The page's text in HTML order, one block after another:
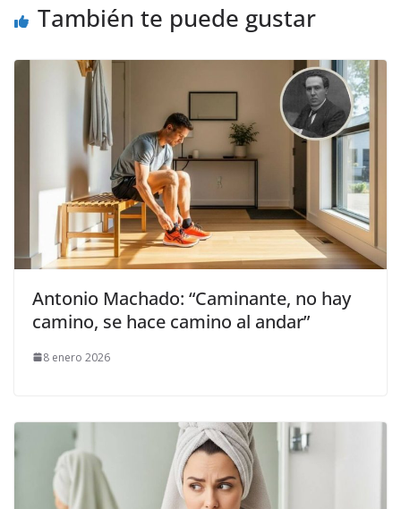
También te puede gustar
Antonio Machado: “Caminante, no hay
camino, se hace camino al andar”
8 enero 2026